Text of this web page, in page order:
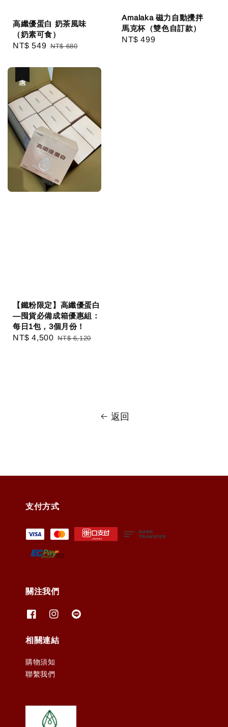
高纖優蛋白 奶茶風味
（奶素可食）
Sale
NT$ 549 Regular
NT$ 680
Amalaka 磁力自動攪拌
馬克杯（雙色自訂款）
Regular
NT$ 499
【鐵粉限定】高纖優蛋白
—囤貨必備成箱優惠組：
每日1包，3個月份！
Sale
NT$ 4,500 Regular
NT$ 6,120
返回
支付方式
關注我們
相關連結
購物須知
聯繫我們